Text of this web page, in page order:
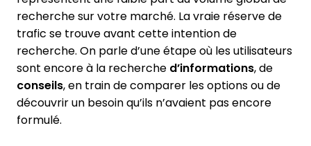
recherche sur votre marché. La vraie réserve de
trafic se trouve avant cette intention de
recherche. On parle d’une étape où les utilisateurs
sont encore à la recherche d’informations, de
conseils, en train de comparer les options ou de
découvrir un besoin qu’ils n’avaient pas encore
formulé.